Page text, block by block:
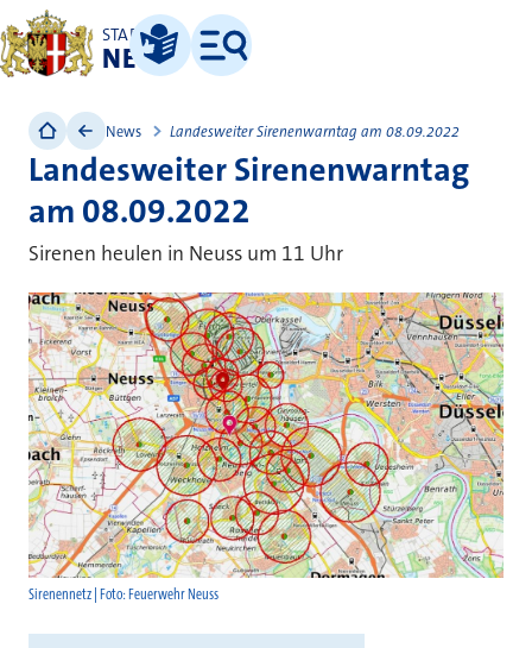
STADT
NEUSS
Leichte Sprache
Menü
Sirenennetz | Foto: Feuerwehr Neuss
News Landesweiter Sirenenwarntag am 08.09.2022
Landesweiter Sirenenwarntag
am 08.09.2022
Sirenen heulen in Neuss um 11 Uhr